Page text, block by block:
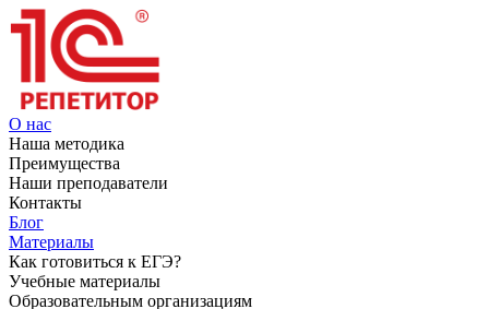
О нас
Наша методика
Преимущества
Наши преподаватели
Контакты
Блог
Материалы
Как готовиться к ЕГЭ?
Учебные материалы
Образовательным организациям